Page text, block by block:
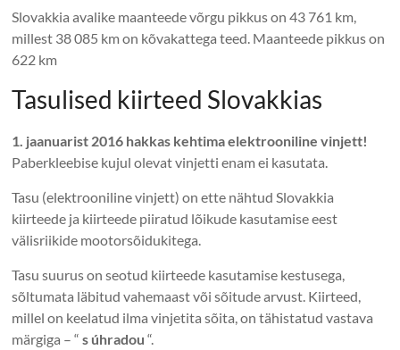
Slovakkia avalike maanteede võrgu pikkus on 43 761 km,
millest 38 085 km on kõvakattega teed. Maanteede pikkus on
622 km
Tasulised kiirteed Slovakkias
1. jaanuarist 2016 hakkas kehtima elektrooniline vinjett!
Paberkleebise kujul olevat vinjetti enam ei kasutata.
Tasu (elektrooniline vinjett) on ette nähtud Slovakkia
kiirteede ja kiirteede piiratud lõikude kasutamise eest
välisriikide mootorsõidukitega.
Tasu suurus on seotud kiirteede kasutamise kestusega,
sõltumata läbitud vahemaast või sõitude arvust. Kiirteed,
millel on keelatud ilma vinjetita sõita, on tähistatud vastava
märgiga – “s úhradou “.